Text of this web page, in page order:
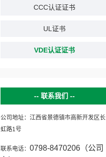
CCC认证证书
UL证书
VDE认证证书
联系我们
公司地址：江西省景德镇市高新开发区长
虹路1号
联系电话： 0798-8470206（公司